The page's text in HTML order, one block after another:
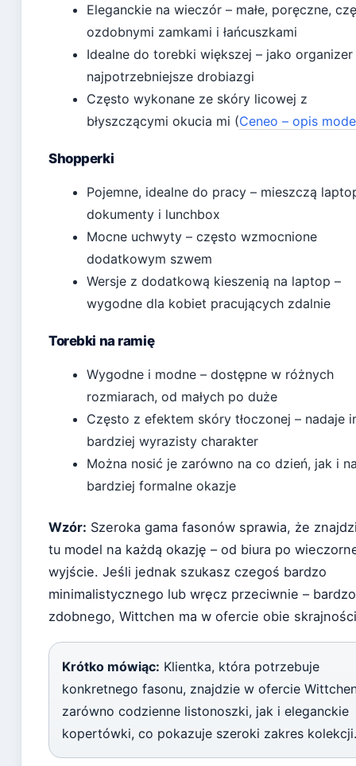
Eleganckie na wieczór – małe, poręczne,
ozdobnymi zamkami i łańcuszkami
Idealne do torebki większej – jako organizer
najpotrzebniejsze drobiazgi
Często wykonane ze skóry licowej z
błyszczącymi okucia mi (Ceneo – opis
Shopperki
Pojemne, idealne do pracy – mieszczą
dokumenty i lunchbox
Mocne uchwyty – często wzmocnione
dodatkowym szwem
Wersje z dodatkową kieszenią na laptop –
wygodne dla kobiet pracujących zdalnie
Torebki na ramię
Wygodne i modne – dostępne w różnych
rozmiarach, od małych po duże
Często z efektem skóry tłoczonej – nadaje
bardziej wyrazisty charakter
Można nosić je zarówno na co dzień, jak i
bardziej formalne okazje
Wzór: Szeroka gama fasonów sprawia, że
tu model na każdą okazję – od biura po
wyjście. Jeśli jednak szukasz czegoś bardzo
minimalistycznego lub wręcz przeciwnie – bardzo
zdobnego, Wittchen ma w ofercie obie
Krótko mówiąc: Klientka, która potrzebuje
konkretnego fasonu, znajdzie w ofercie
zarówno codzienne listonoszki, jak i eleganckie
kopertówki, co pokazuje szeroki zakres kolekcji.